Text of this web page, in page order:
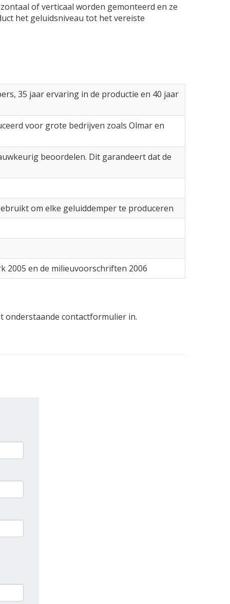
of verticaal worden gemonteerd en ze
het geluidsniveau tot het vereiste
35 jaar ervaring in de productie en 40 jaar
voor grote bedrijven zoals Olmar en
beoordelen. Dit garandeert dat de
om elke geluiddemper te produceren
2005 en de milieuvoorschriften 2006
onderstaande contactformulier in.